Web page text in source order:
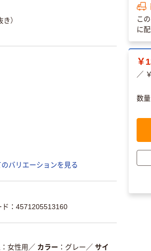
）
のバリエーションを見る
ド：4571205513160
女性用 ／ カラー グレー ／ サイ
こ
に
￥
／
数量